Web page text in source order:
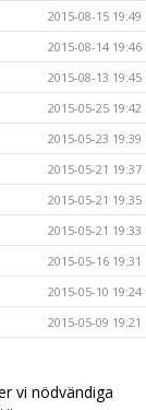
2015-08-15 19:49
2015-08-14 19:46
2015-08-13 19:45
2015-05-25 19:42
2015-05-23 19:39
2015-05-21 19:37
2015-05-21 19:35
2015-05-21 19:33
2015-05-16 19:31
2015-05-10 19:24
2015-05-09 19:21
2015-04-20 19:06
vi nödvändiga